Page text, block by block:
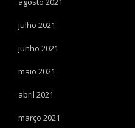
julho 2021
junho 2021
maio 2021
abril 2021
março 2021